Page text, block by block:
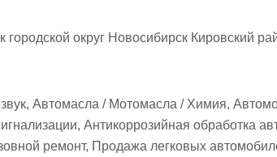
округ Новосибирск Кировский
Автомасла / Мотомасла / Химия,
Антикоррозийная обработка
ремонт, Продажа легковых